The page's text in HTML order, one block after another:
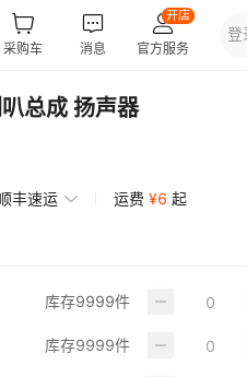
总成 扬声器
丰速运 运费 ¥6 起
库存9999件
库存9999件